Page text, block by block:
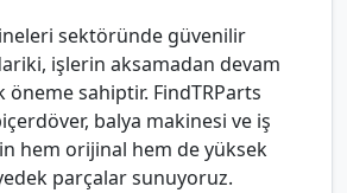
sektöründe güvenilir
işlerin aksamadan devam
sahiptir. FindTRParts
balya makinesi ve iş
hem orijinal hem de yüksek
parçalar sunuyoruz.